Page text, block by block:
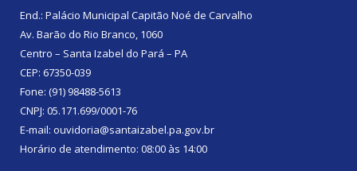
End.: Palácio Municipal Capitão Noé de Carvalho
Av. Barão do Rio Branco, 1060
Centro – Santa Izabel do Pará – PA
CEP: 67350-039
Fone: (91) 98488-5613
CNPJ: 05.171.699/0001-76
E-mail: ouvidoria@santaizabel.pa.gov.br
Horário de atendimento: 08:00 às 14:00